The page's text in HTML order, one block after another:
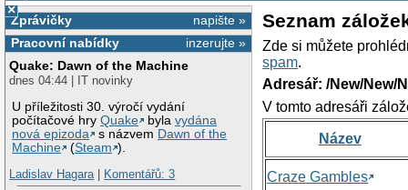
×
napište »
Zprávičky
inzerujte »
Pracovní nabídky
Quake: Dawn of the Machine
dnes 04:44 | IT novinky
U příležitosti 30. výročí vydání
počítačové hryQuake bylavydána
nová epizoda
s názvem Dawn of the
Machine
(Steam ).
Ladislav Hagara| Komentářů: 3
Seznam
Zde si můžete
spam.
Adresář: /New/New/
V tomto adresáři
Název
Craze Gambles